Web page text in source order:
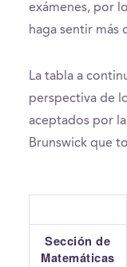
exámenes, por
haga sentir más
La tabla a
perspectiva de
aceptados por
Brunswick que
Sección de
Matemáticas